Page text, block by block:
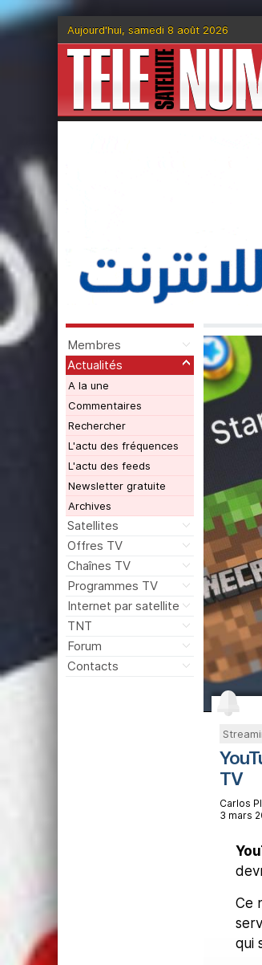
Aujourd'hui, samedi 8 août 2026
Membres
Actualités
A la une
Commentaires
Rechercher
L'actu des fréquences
L'actu des feeds
Newsletter gratuite
Archives
Satellites
Offres TV
Chaînes TV
Programmes TV
Internet par satellite
TNT
Forum
Contacts
TV
Carlos
3 mars
Ce
qui